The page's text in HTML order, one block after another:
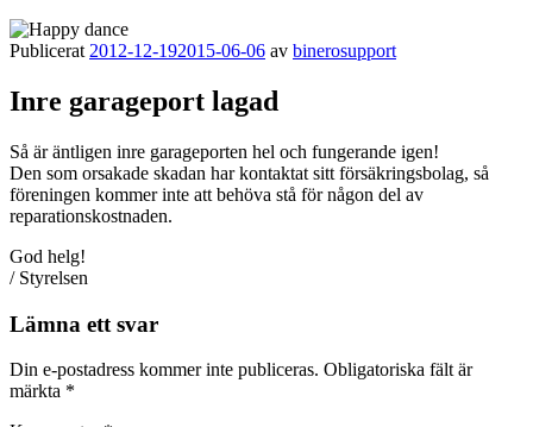
Publicerat 2012-12-192015-06-06 av binerosupport
Inre garageport lagad
Så är äntligen inre garageporten hel och fungerande igen!
Den som orsakade skadan har kontaktat sitt försäkringsbolag, så
föreningen kommer inte att behöva stå för någon del av
reparationskostnaden.
God helg!
/ Styrelsen
Lämna ett svar
Din e-postadress kommer inte publiceras. Obligatoriska fält är
märkta *